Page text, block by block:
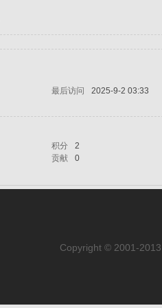
最后访问 2025-9-2 03:33
积分 2
贡献 0
Copyright © 2001-2013